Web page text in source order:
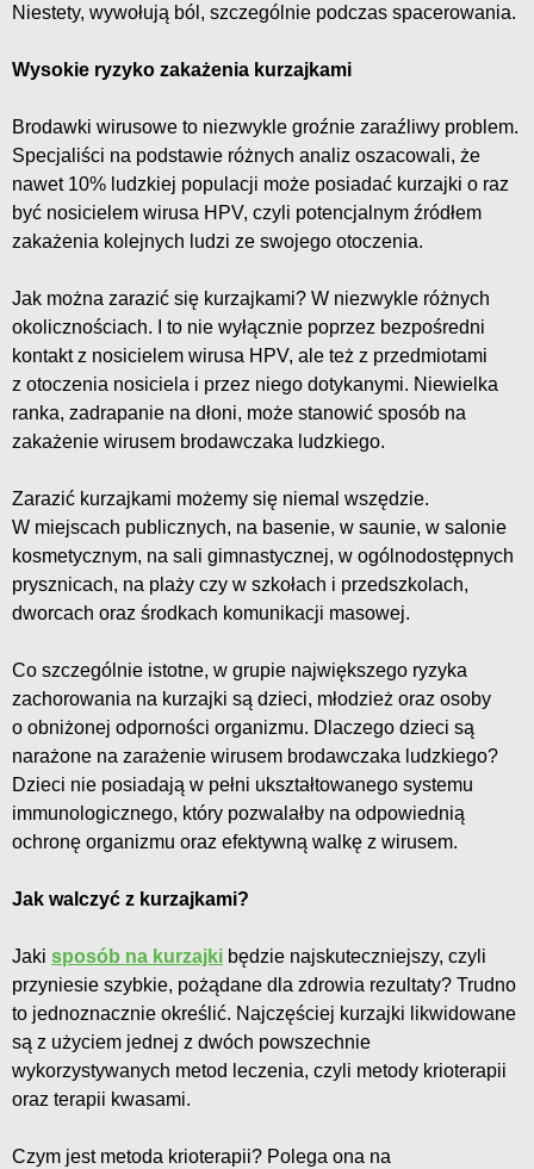
Niestety, wywołują ból, szczególnie podczas spacerowania.
Wysokie ryzyko zakażenia kurzajkami
Brodawki wirusowe to niezwykle groźnie zaraźliwy problem.
Specjaliści na podstawie różnych analiz oszacowali, że
nawet 10% ludzkiej populacji może posiadać kurzajki o raz
być nosicielem wirusa HPV, czyli potencjalnym źródłem
zakażenia kolejnych ludzi ze swojego otoczenia.
Jak można zarazić się kurzajkami? W niezwykle różnych
okolicznościach. I to nie wyłącznie poprzez bezpośredni
kontakt z nosicielem wirusa HPV, ale też z przedmiotami
z otoczenia nosiciela i przez niego dotykanymi. Niewielka
ranka, zadrapanie na dłoni, może stanowić sposób na
zakażenie wirusem brodawczaka ludzkiego.
Zarazić kurzajkami możemy się niemal wszędzie.
W miejscach publicznych, na basenie, w saunie, w salonie
kosmetycznym, na sali gimnastycznej, w ogólnodostępnych
prysznicach, na plaży czy w szkołach i przedszkolach,
dworcach oraz środkach komunikacji masowej.
Co szczególnie istotne, w grupie największego ryzyka
zachorowania na kurzajki są dzieci, młodzież oraz osoby
o obniżonej odporności organizmu. Dlaczego dzieci są
narażone na zarażenie wirusem brodawczaka ludzkiego?
Dzieci nie posiadają w pełni ukształtowanego systemu
immunologicznego, który pozwalałby na odpowiednią
ochronę organizmu oraz efektywną walkę z wirusem.
Jak walczyć z kurzajkami?
Jaki sposób na kurzajki będzie najskuteczniejszy, czyli
przyniesie szybkie, pożądane dla zdrowia rezultaty? Trudno
to jednoznacznie określić. Najczęściej kurzajki likwidowane
są z użyciem jednej z dwóch powszechnie
wykorzystywanych metod leczenia, czyli metody krioterapii
oraz terapii kwasami.
Czym jest metoda krioterapii? Polega ona na